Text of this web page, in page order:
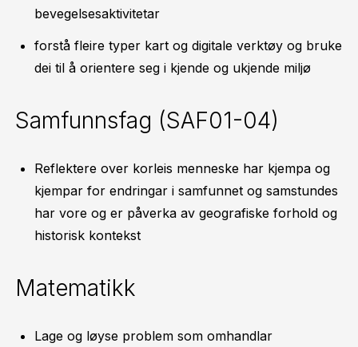
bevegelsesaktivitetar
forstå fleire typer kart og digitale verktøy og bruke
dei til å orientere seg i kjende og ukjende miljø
Samfunnsfag (SAF01-04)
Reflektere over korleis menneske har kjempa og
kjempar for endringar i samfunnet og samstundes
har vore og er påverka av geografiske forhold og
historisk kontekst​
Matematikk
Lage og løyse problem som omhandlar